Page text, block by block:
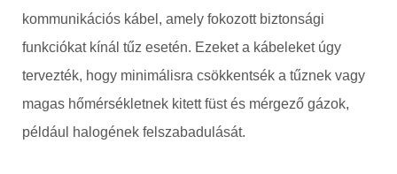
kommunikációs kábel, amely fokozott biztonsági
funkciókat kínál tűz esetén. Ezeket a kábeleket úgy
tervezték, hogy minimálisra csökkentsék a tűznek vagy
magas hőmérsékletnek kitett füst és mérgező gázok,
például halogének felszabadulását.